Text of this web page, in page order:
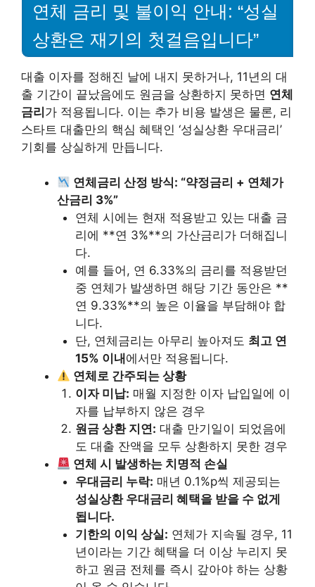
연체 금리 및 불이익 안내: “성실
상환은 재기의 첫걸음입니다”
대출 이자를 정해진 날에 내지 못하거나, 11년의 대
출 기간이 끝났음에도 원금을 상환하지 못하면 연체
금리가 적용됩니다. 이는 추가 비용 발생은 물론, 리
스타트 대출만의 핵심 혜택인 ‘성실상환 우대금리’
기회를 상실하게 만듭니다.
연체금리 산정 방식: “약정금리 + 연체가
산금리 3%”
연체 시에는 현재 적용받고 있는 대출 금
리에 **연 3%**의 가산금리가 더해집니
다.
예를 들어, 연 6.33%의 금리를 적용받던
중 연체가 발생하면 해당 기간 동안은 **
연 9.33%**의 높은 이율을 부담해야 합
니다.
단, 연체금리는 아무리 높아져도 최고 연
15% 이내 에서만 적용됩니다.
연체로 간주되는 상황
이자 미납: 매월 지정한 이자 납입일에 이
자를 납부하지 않은 경우
원금 상환 지연: 대출 만기일이 되었음에
도 대출 잔액을 모두 상환하지 못한 경우
연체 시 발생하는 치명적 손실
우대금리 누락: 매년 0.1%p씩 제공되는
성실상환 우대금리 혜택을 받을 수 없게
됩니다.
기한의 이익 상실: 연체가 지속될 경우, 11
년이라는 기간 혜택을 더 이상 누리지 못
하고 원금 전체를 즉시 갚아야 하는 상황